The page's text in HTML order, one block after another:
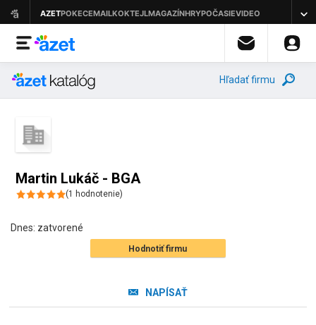
Hľadať firmu
Martin Lukáč - BGA
(1 hodnotenie)
Dnes: zatvorené
Hodnotiť firmu
NAPÍSAŤ